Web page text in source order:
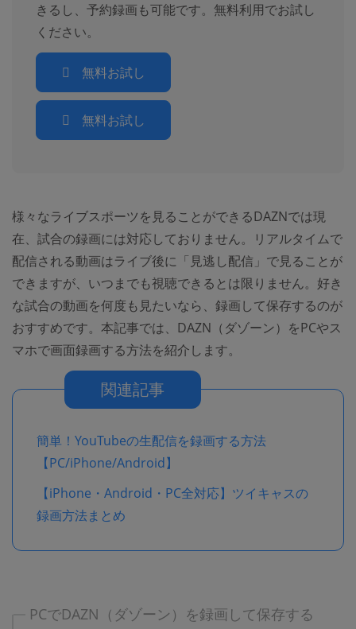
きるし、予約録画も可能です。無料利用でお試し
ください。
無料お試し
無料お試し
様々なライブスポーツを見ることができるDAZNでは現
在、試合の録画には対応しておりません。リアルタイムで
配信される動画はライブ後に「見逃し配信」で見ることが
できますが、いつまでも視聴できるとは限りません。好き
な試合の動画を何度も見たいなら、録画して保存するのが
おすすめです。本記事では、DAZN（ダゾーン）をPCやス
マホで画面録画する方法を紹介します。
関連記事
簡単！YouTubeの生配信を録画する方法
【PC/iPhone/Android】
【iPhone・Android・PC全対応】ツイキャスの
録画方法まとめ
PCでDAZN（ダゾーン）を録画して保存する